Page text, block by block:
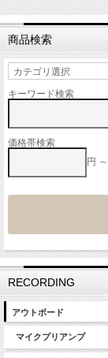
商品検索
キーワード検索
価格帯検索
円 ～
RECORDING
アウトボード
マイクプリアンプ